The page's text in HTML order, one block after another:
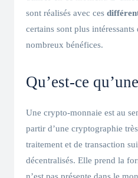
sont réalisés avec ces
certains sont plus
nombreux bénéfices.
Qu’est-ce
Une crypto-monnaie est au
partir d’une cryptographie
traitement et de transaction
décentralisés. Elle prend la
n’est pas présente dans le